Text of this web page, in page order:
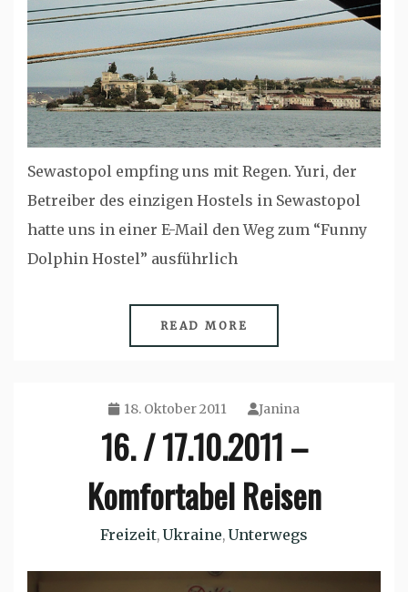
Sewastopol empfing uns mit Regen. Yuri, der
Betreiber des einzigen Hostels in Sewastopol
hatte uns in einer E-Mail den Weg zum “Funny
Dolphin Hostel” ausführlich
READ MORE
18. Oktober 2011 Janina
16. / 17.10.2011 –
Komfortabel Reisen
Freizeit, Ukraine, Unterwegs